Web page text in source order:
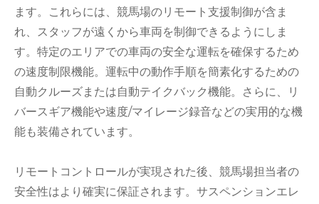
ます。これらには、競馬場のリモート支援制御が含ま
れ、スタッフが遠くから車両を制御できるようにしま
す。特定のエリアでの車両の安全な運転を確保するため
の速度制限機能。運転中の動作手順を簡素化するための
自動クルーズまたは自動テイクバック機能。さらに、リ
バースギア機能や速度/マイレージ録音などの実用的な機
能も装備されています。
リモートコントロールが実現された後、競馬場担当者の
安全性はより確実に保証されます。サスペンションエレ